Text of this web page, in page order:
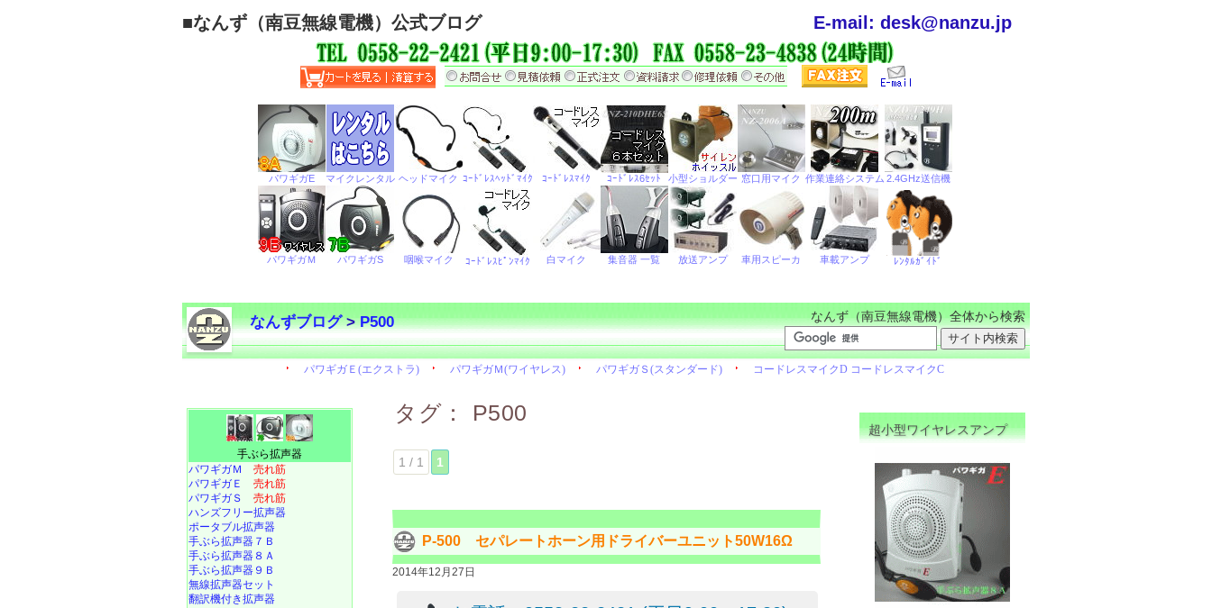
■なんず（南豆無線電機）公式ブログ E-mail: desk@nanzu.jp
なんずブログ>P500 なんず（南豆無線電機）全体から検索
タグ： P500
1 / 1 1
P-500 セパレートホーン用ドライバーユニット50W16Ω
2014年12月27日
手ぶら拡声器
パワギガＭ 売れ筋
パワギガＥ 売れ筋
パワギガＳ 売れ筋
ハンズフリー拡声器
ポータブル拡声器
手ぶら拡声器７Ｂ
手ぶら拡声器８Ａ
手ぶら拡声器９Ｂ
無線拡声器セット
翻訳機付き拡声器
超小型ワイヤレスアンプ